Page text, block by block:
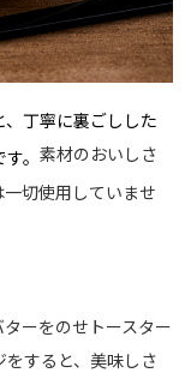
、丁寧に裏ごしした
。 素材のおいしさ
切使用していませ
ーをのせトースター
すると、美味しさ